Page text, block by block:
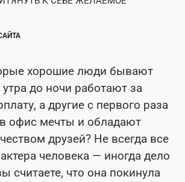
хорошие люди бывают
до ночи работают за
а другие с первого раза
офис мечты и обладают
друзей? Не всегда все
человека — иногда дело
считаете, что она покинула